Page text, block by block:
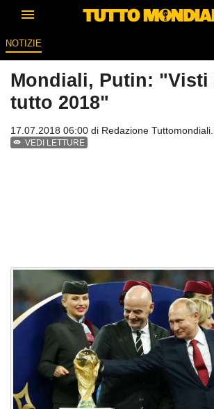
NOTIZIE
Mondiali, Putin: "Visti
tutto 2018"
17.07.2018 06:00 di Redazione
VEDI LETTURE